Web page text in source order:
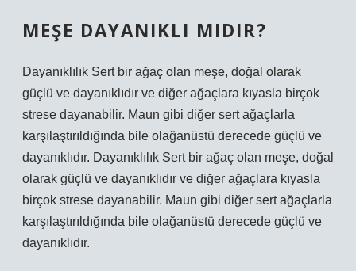
MEŞE DAYANIKLI MIDIR?
Dayanıklılık Sert bir ağaç olan meşe, doğal olarak
güçlü ve dayanıklıdır ve diğer ağaçlara kıyasla birçok
strese dayanabilir. Maun gibi diğer sert ağaçlarla
karşılaştırıldığında bile olağanüstü derecede güçlü ve
dayanıklıdır. Dayanıklılık Sert bir ağaç olan meşe, doğal
olarak güçlü ve dayanıklıdır ve diğer ağaçlara kıyasla
birçok strese dayanabilir. Maun gibi diğer sert ağaçlarla
karşılaştırıldığında bile olağanüstü derecede güçlü ve
dayanıklıdır.